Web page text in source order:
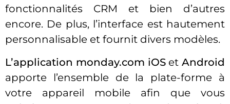
fonctionnalités CRM et bien d’autres
encore. De plus, l’interface est hautement
personnalisable et fournit divers modèles.
L’application monday.com iOSet Android
apporte l’ensemble de la plate-forme à
votre appareil mobile afin que vous